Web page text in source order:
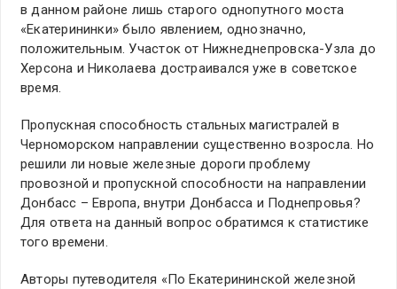
в данном районе лишь старого однопутного моста
«Екатерининки» было явлением, однозначно,
положительным. Участок от Нижнеднепровска-Узла до
Херсона и Николаева достраивался уже в советское
время.
Пропускная способность стальных магистралей в
Черноморском направлении существенно возросла. Но
решили ли новые железные дороги проблему
провозной и пропускной способности на направлении
Донбасс – Европа, внутри Донбасса и Поднепровья?
Для ответа на данный вопрос обратимся к статистике
того времени.
Авторы путеводителя «По Екатерининской железной